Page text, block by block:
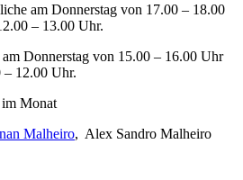
am Donnerstag von 17.00 – 18.00
– 13.00 Uhr.
Donnerstag von 15.00 – 16.00 Uhr
– 12.00 Uhr.
im Monat
Malheiro, Alex Sandro Malheiro